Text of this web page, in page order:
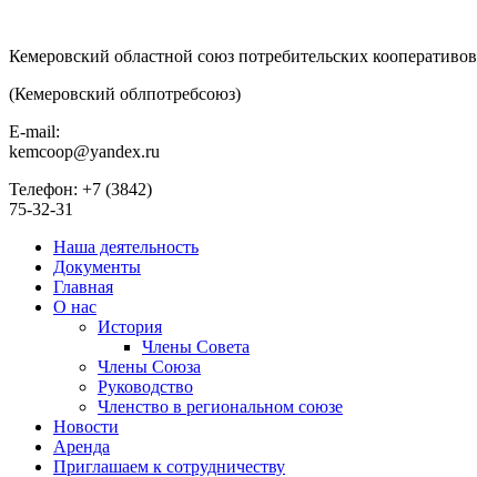
Кемеровский областной союз потребительских кооперативов
(Кемеровский облпотребсоюз)
E-mail:
kemcoop@yandex.ru
Телефон: +7 (3842)
75-32-31
Наша деятельность
Документы
Главная
О нас
История
Члены Совета
Члены Союза
Руководство
Членство в региональном союзе
Новости
Аренда
Приглашаем к сотрудничеству